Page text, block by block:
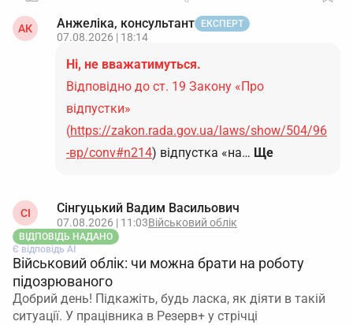
АК Анжеліка, консультант ЕКСПЕРТ
07.08.2026 | 18:14
Ні, не вважатимуться.
Відповідно до ст. 19 Закону «Про
відпустки»
(https://zakon.rada.gov.ua/laws/show/504/96
-вр/conv#n214) відпустка «на… Ще
СІ Сінгуцький Вадим Васильович
07.08.2026 | 11:03Військовий облік
ВІДПОВІДЬ НАДАНО
Є відповідь АІ
Військовий облік: чи можна брати на роботу
підозрюваного
Добрий день! Підкажіть, будь ласка, як діяти в такій
ситуації. У працівника в Резерв+ у стрічці